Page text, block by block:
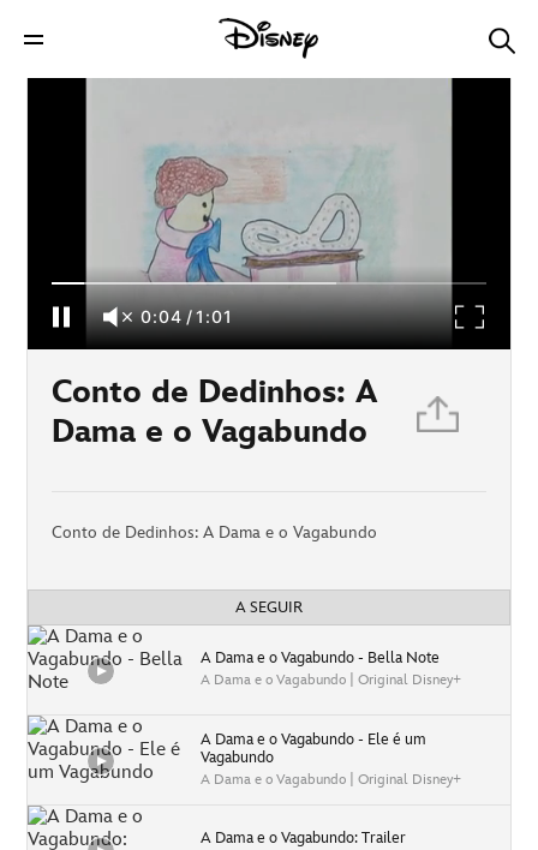
0:04/1:01
Conto de Dedinhos: A
Dama e o Vagabundo
Conto de Dedinhos: A Dama e o Vagabundo
A SEGUIR
A Dama e o Vagabundo - Bella Note
A Dama e o Vagabundo | Original Disney+
A Dama e o Vagabundo - Ele é um
Vagabundo
A Dama e o Vagabundo | Original Disney+
A Dama e o Vagabundo: Trailer